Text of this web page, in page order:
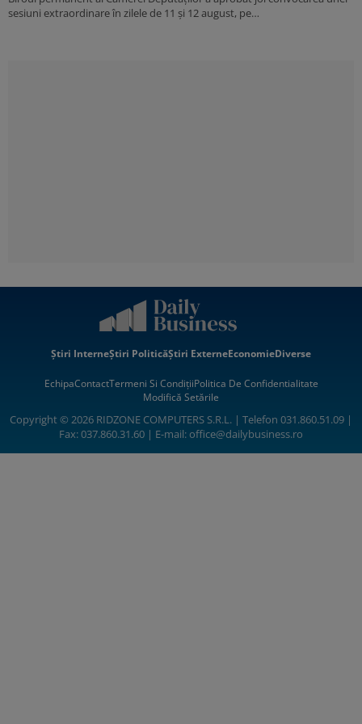
sesiuni extraordinare în zilele de 11 și 12 august, pe…
Știri InterneȘtiri PoliticăȘtiri ExterneEconomieDiverse
EchipaContactTermeni Si CondițiiPolitica De Confidentialitate
Modifică Setările
Copyright © 2026 RIDZONE COMPUTERS S.R.L. | Telefon 031.860.51.09 |
Fax: 037.860.31.60 | E-mail:office@dailybusiness.ro